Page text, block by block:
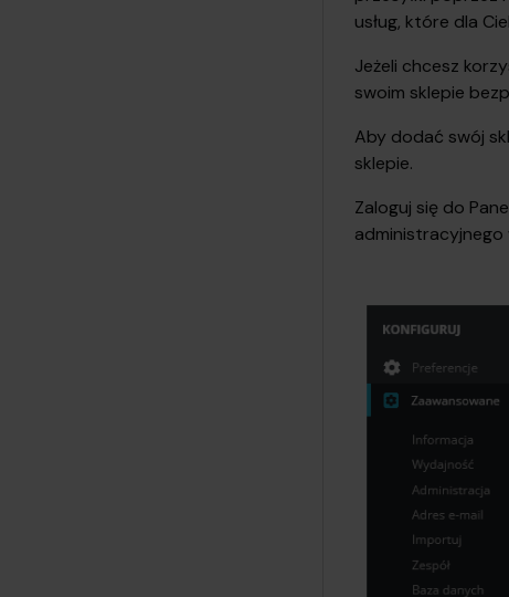
usług, które dla
Jeżeli chcesz
swoim sklepie
Aby dodać swój
sklepie.
Zaloguj się do
administracyjnego